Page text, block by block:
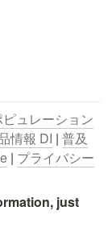
ュレーション
情報 DI | 普及
| プライバシー
just